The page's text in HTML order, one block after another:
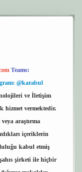
Teams:
@karabul
ve İletişim
hizmet vermektedir.
araştırma
içeriklerin
kabul etmiş
şirketi ile hiçbir